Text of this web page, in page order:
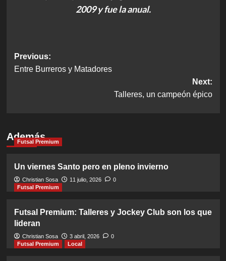
2009 y fue la anual.
Post
navigation
Previous:
Entre Burreros y Matadores
Next:
Talleres, un campeón épico
Además
Futsal Premium
Un viernes Santo pero en pleno invierno
Christian Sosa 11 julio, 2026
0
Futsal Premium
Futsal Premium: Talleres y Jockey Club son los que
lideran
Christian Sosa 3 abril, 2026
0
Futsal Premium
Local